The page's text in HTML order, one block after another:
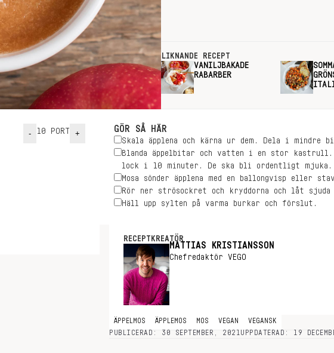
LIKNANDE RECEPT
VANILJBAKADE
RABARBER
- 10 PORT + GÖR SÅ HÄR
Skala äpplena och kärna ur dem. Dela i mindre
Blanda äppelbitar och vatten i en stor kastrull.
lock i 10 minuter. De ska bli ordentligt mjuka.
Mosa sönder äpplena med en ballongvisp eller
Rör ner strösockret och kryddorna och låt
Häll upp sylten på varma burkar och förslut.
RECEPTKREATÖR
MATTIAS KRISTIANSSON
Chefredaktör VEGO
ÄPPELMOS ÄPPLEMOS MOS VEGAN
VEGANSK
PUBLICERAD: 30 SEPTEMBER, 2021 UPPDATERAD: 19